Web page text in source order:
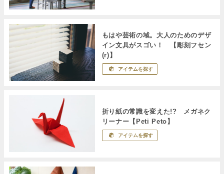
もはや芸術の域。大人のためのデザ
イン文具がスゴい！ 【彫刻フセン
(r)】
アイテムを探す
折り紙の常識を変えた!? メガネク
リーナー【Peti Peto】
アイテムを探す